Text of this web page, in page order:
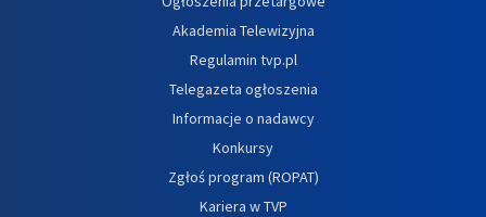
Akademia Telewizyjna
Regulamin tvp.pl
Telegazeta ogłoszenia
Informacje o nadawcy
Konkursy
Zgłoś program (ROPAT)
Kariera w TVP